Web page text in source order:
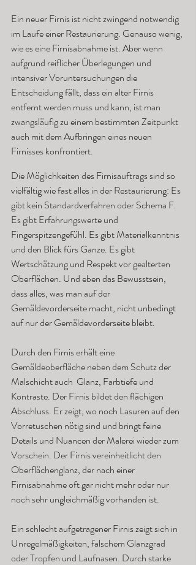
Ein neuer Firnis ist nicht zwingend notwendig
im Laufe einer Restaurierung. Genauso wenig,
wie es eine Firnisabnahme ist. Aber wenn
aufgrund reiflicher Überlegungen und
intensiver Voruntersuchungen die
Entscheidung fällt, dass ein alter Firnis
entfernt werden muss und kann, ist man
zwangsläufig zu einem bestimmten Zeitpunkt
auch mit dem Aufbringen eines neuen
Firnisses konfrontiert.
Die Möglichkeiten des Firnisauftrags sind so
vielfältig wie fast alles in der Restaurierung: Es
gibt kein Standardverfahren oder Schema F.
Es gibt Erfahrungswerte und
Fingerspitzengefühl. Es gibt Materialkenntnis
und den Blick fürs Ganze. Es gibt
Wertschätzung und Respekt vor gealterten
Oberflächen. Und eben das Bewusstsein,
dass alles, was man auf der
Gemäldevorderseite macht, nicht unbedingt
auf nur der Gemäldevorderseite bleibt.
Durch den Firnis erhält eine
Gemäldeoberfläche neben dem Schutz der
Malschicht auch  Glanz, Farbtiefe und
Kontraste. Der Firnis bildet den flächigen
Abschluss. Er zeigt, wo noch Lasuren auf den
Vorretuschen nötig sind und bringt feine
Details und Nuancen der Malerei wieder zum
Vorschein. Der Firnis vereinheitlicht den
Oberflächenglanz, der nach einer
Firnisabnahme oft gar nicht mehr oder nur
noch sehr ungleichmäßig vorhanden ist.
Ein schlecht aufgetragener Firnis zeigt sich in
Unregelmäßigkeiten, falschem Glanzgrad
oder Tropfen und Laufnasen. Durch starke